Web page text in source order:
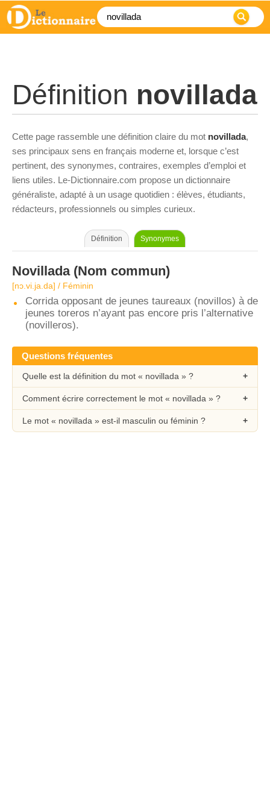
Définition novillada
Cette page rassemble une définition claire du mot novillada,
ses principaux sens en français moderne et, lorsque c’est
pertinent, des synonymes, contraires, exemples d’emploi et
liens utiles. Le-Dictionnaire.com propose un dictionnaire
généraliste, adapté à un usage quotidien : élèves, étudiants,
rédacteurs, professionnels ou simples curieux.
Définition Synonymes
Novillada(Nom commun)
[nɔ.vi.ja.da] / Féminin
Corrida opposant de jeunes taureaux (novillos) à de
jeunes toreros n’ayant pas encore pris l’alternative
(novilleros).
Questions fréquentes
Quelle est la définition du mot « novillada » ?
Comment écrire correctement le mot « novillada » ?
Le mot « novillada » est-il masculin ou féminin ?